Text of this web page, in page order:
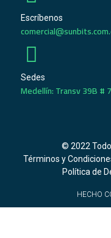
Escríbenos
Sedes
Medellín: Transv 39B #
© 2022
Términos y
Política de
HECHO